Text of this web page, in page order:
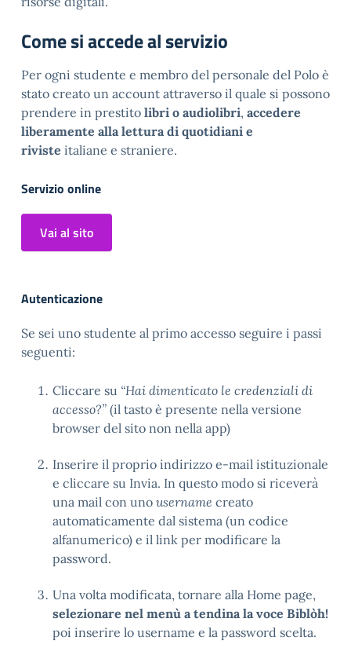
Come si accede al servizio
Per ogni studente e membro del personale del Polo è
stato creato un account attraverso il quale si possono
prendere in prestito libri o audiolibri, accedere
liberamente alla lettura di quotidiani e
riviste italiane e straniere.
Servizio online
Vai al sito
Autenticazione
Se sei uno studente al primo accesso seguire i passi
seguenti:
Cliccare su “Hai dimenticato le credenziali di
accesso?” (il tasto è presente nella versione
browser del sito non nella app)
Inserire il proprio indirizzo e-mail istituzionale
e cliccare su Invia. In questo modo si riceverà
una mail con uno username creato
automaticamente dal sistema (un codice
alfanumerico) e il link per modificare la
password.
Una volta modificata, tornare alla Home page,
selezionare nel menù a tendina la voce Biblòh!
poi inserire lo username e la password scelta.